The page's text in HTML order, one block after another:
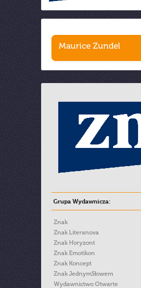
Maurice Zundel
Grupa Wydawnicza:
Znak
Znak Literanova
Znak Horyzont
Znak Emotikon
Znak Koncept
Znak JednymSłowem
Wydawnictwo Otwarte